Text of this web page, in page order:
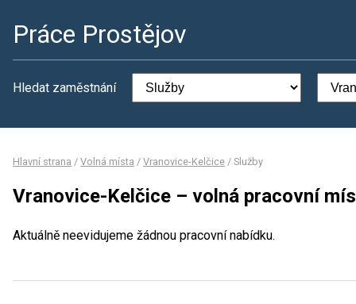
Práce Prostějov
Hledat zaměstnání
Hlavní strana / Volná místa / Vranovice-Kelčice / Služby
Vranovice-Kelčice – volná pracovní
Aktuálně neevidujeme žádnou pracovní nabídku.